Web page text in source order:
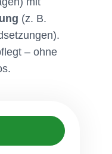
(z. B.
– ohne